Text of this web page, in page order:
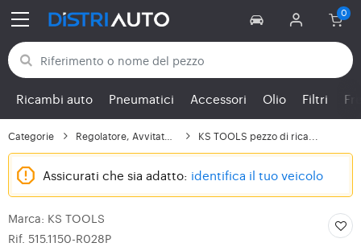
Torna alle categorie
Ricambi auto Pneumatici Accessori Olio Filtri
Categorie KS TOOLS pezzo di rica...
Assicurati che sia adatto: identifica il tuo veicolo
Marca: KS TOOLS
Rif. 515.1150-R028P